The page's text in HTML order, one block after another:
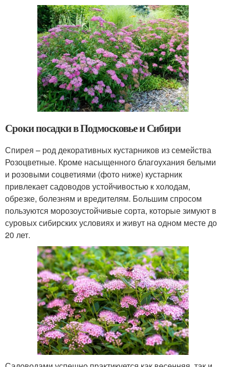
Сроки посадки в Подмосковье и Сибири
Спирея – род декоративных кустарников из семейства
Розоцветные. Кроме насыщенного благоухания белыми
и розовыми соцветиями (фото ниже) кустарник
привлекает садоводов устойчивостью к холодам,
обрезке, болезням и вредителям. Большим спросом
пользуются морозоустойчивые сорта, которые зимуют в
суровых сибирских условиях и живут на одном месте до
20 лет.